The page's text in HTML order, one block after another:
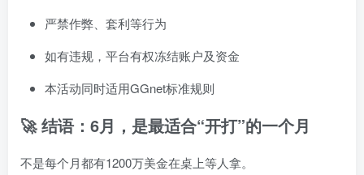
严禁作弊、套利等行为
如有违规，平台有权冻结账户及资金
本活动同时适用GGnet标准规则
🚀 结语：6月，是最适合“开打”的一个月
不是每个月都有1200万美金在桌上等人拿。